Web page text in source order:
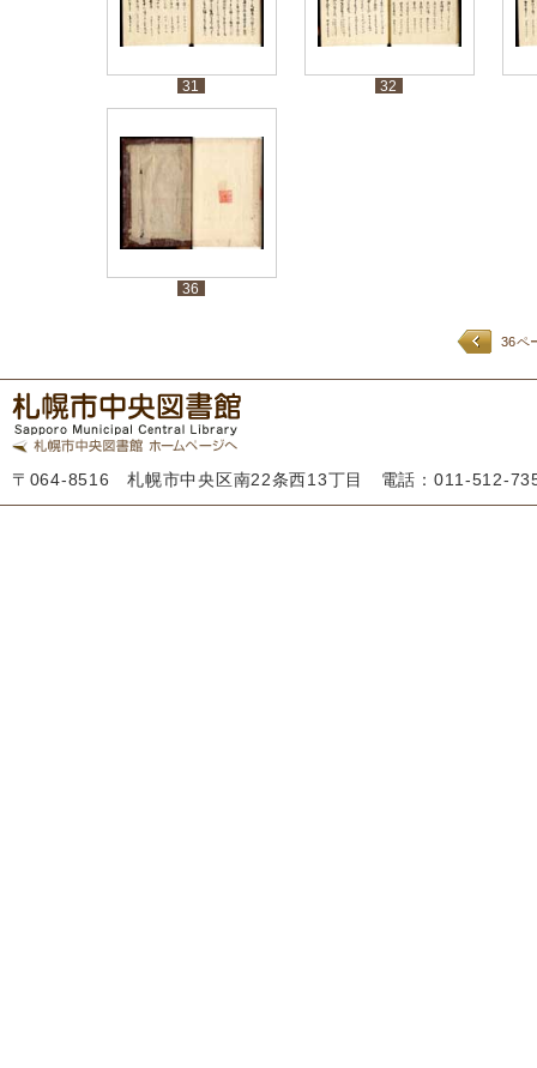
31 32
36
36ペ
〒064-8516 札幌市中央区南22条西13丁目 電話：011-512-